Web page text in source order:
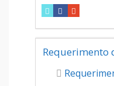
Requerimento